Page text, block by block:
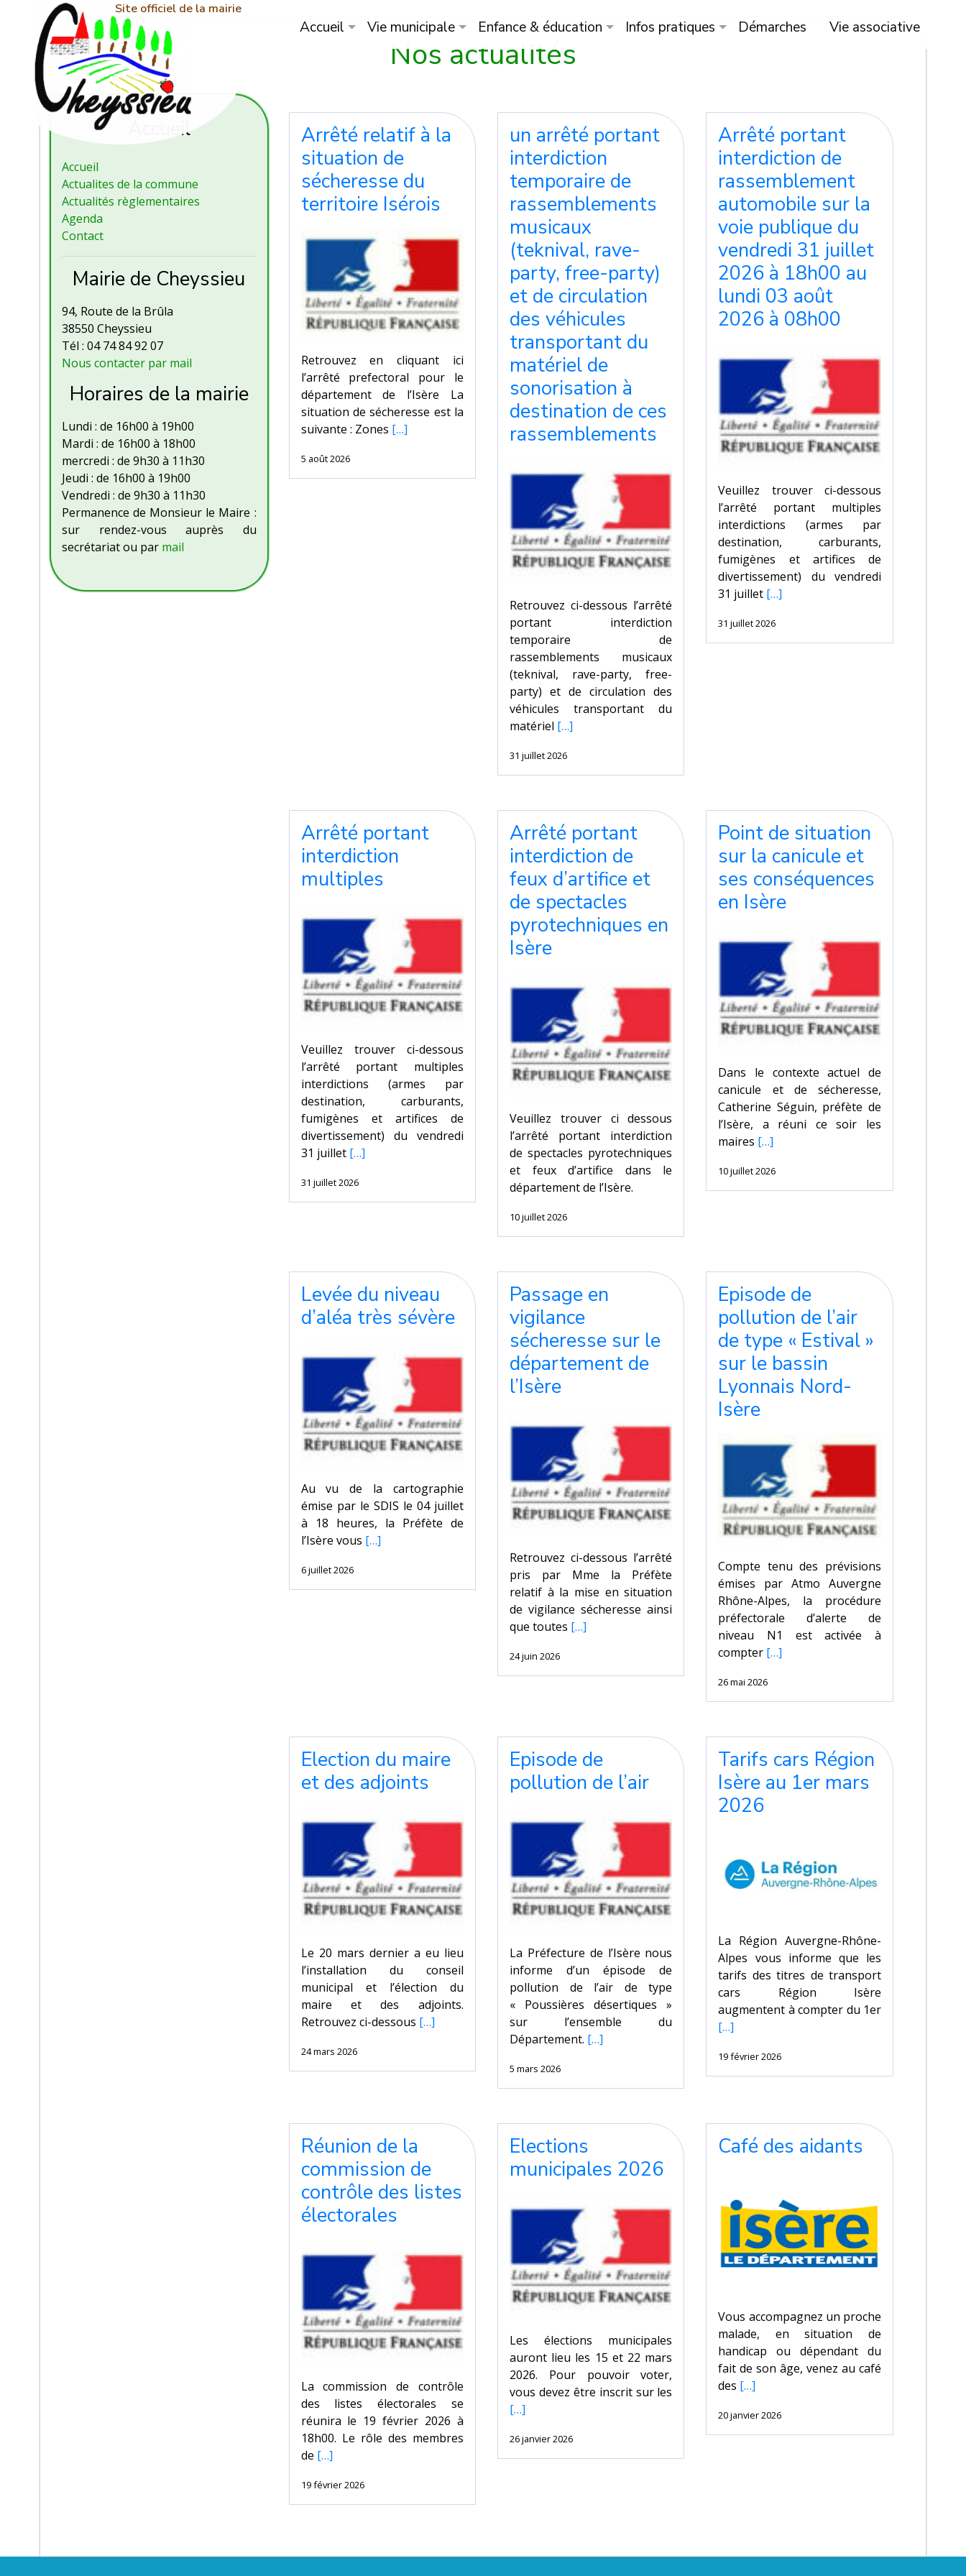
Site officiel de la mairie
Accueil Vie municipale Enfance & éducation Infos pratiques Démarches Vie associative
Nos actualités
Accueil
Accueil
Actualites de la commune
Actualités règlementaires
Agenda
Contact
Mairie de Cheyssieu
94, Route de la Brûla
38550 Cheyssieu
Tél : 04 74 84 92 07
Nous contacter par mail
Horaires de la mairie
Lundi : de 16h00 à 19h00
Mardi : de 16h00 à 18h00
mercredi : de 9h30 à 11h30
Jeudi : de 16h00 à 19h00
Vendredi : de 9h30 à 11h30
Permanence de Monsieur le Maire :
sur rendez-vous auprès du
secrétariat ou par mail
Arrêté relatif à la
situation de
sécheresse du
territoire Isérois
Retrouvez en cliquant ici
l’arrêté prefectoral pour le
département de l’Isère La
situation de sécheresse est la
suivante : Zones […]
5 août 2026
un arrêté portant
interdiction
temporaire de
rassemblements
musicaux
(teknival, rave-
party, free-party)
et de circulation
des véhicules
transportant du
matériel de
sonorisation à
destination de ces
rassemblements
Retrouvez ci-dessous l’arrêté
portant interdiction
temporaire de
rassemblements musicaux
(teknival, rave-party, free-
party) et de circulation des
véhicules transportant du
matériel […]
31 juillet 2026
Arrêté portant
interdiction de
rassemblement
automobile sur la
voie publique du
vendredi 31 juillet
2026 à 18h00 au
lundi 03 août
2026 à 08h00
Veuillez trouver ci-dessous
l’arrêté portant multiples
interdictions (armes par
destination, carburants,
fumigènes et artifices de
divertissement) du vendredi
31 juillet […]
31 juillet 2026
Arrêté portant
interdiction
multiples
Veuillez trouver ci-dessous
l’arrêté portant multiples
interdictions (armes par
destination, carburants,
fumigènes et artifices de
divertissement) du vendredi
31 juillet […]
31 juillet 2026
Arrêté portant
interdiction de
feux d’artifice et
de spectacles
pyrotechniques en
Isère
Veuillez trouver ci dessous
l’arrêté portant interdiction
de spectacles pyrotechniques
et feux d’artifice dans le
département de l’Isère.
10 juillet 2026
Point de situation
sur la canicule et
ses conséquences
en Isère
Dans le contexte actuel de
canicule et de sécheresse,
Catherine Séguin, préfète de
l’Isère, a réuni ce soir les
maires […]
10 juillet 2026
Levée du niveau
d’aléa très sévère
Au vu de la cartographie
émise par le SDIS le 04 juillet
à 18 heures, la Préfète de
l’Isère vous […]
6 juillet 2026
Passage en
vigilance
sécheresse sur le
département de
l’Isère
Retrouvez ci-dessous l’arrêté
pris par Mme la Préfète
relatif à la mise en situation
de vigilance sécheresse ainsi
que toutes […]
24 juin 2026
Episode de
pollution de l’air
de type « Estival »
sur le bassin
Lyonnais Nord-
Isère
Compte tenu des prévisions
émises par Atmo Auvergne
Rhône-Alpes, la procédure
préfectorale d’alerte de
niveau N1 est activée à
compter […]
26 mai 2026
Election du maire
et des adjoints
Le 20 mars dernier a eu lieu
l’installation du conseil
municipal et l’élection du
maire et des adjoints.
Retrouvez ci-dessous […]
24 mars 2026
Episode de
pollution de l’air
La Préfecture de l’Isère nous
informe d’un épisode de
pollution de l’air de type
« Poussières désertiques »
sur l’ensemble du
Département. […]
5 mars 2026
Tarifs cars Région
Isère au 1er mars
2026
La Région Auvergne-Rhône-
Alpes vous informe que les
tarifs des titres de transport
cars Région Isère
augmentent à compter du 1er
[…]
19 février 2026
Réunion de la
commission de
contrôle des listes
électorales
La commission de contrôle
des listes électorales se
réunira le 19 février 2026 à
18h00. Le rôle des membres
de […]
19 février 2026
Elections
municipales 2026
Les élections municipales
auront lieu les 15 et 22 mars
2026. Pour pouvoir voter,
vous devez être inscrit sur les
[…]
26 janvier 2026
Café des aidants
Vous accompagnez un proche
malade, en situation de
handicap ou dépendant du
fait de son âge, venez au café
des […]
20 janvier 2026